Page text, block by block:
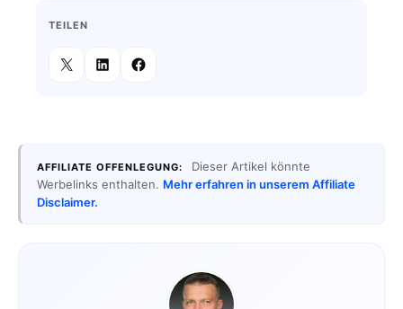
TEILEN
AFFILIATE OFFENLEGUNG:
Dieser Artikel könnte
Werbelinks enthalten. Mehr erfahren in unserem Affiliate
Disclaimer.